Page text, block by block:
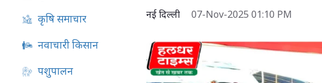
कृषि समाचार
नवाचारी किसान
पशुपालन
नई दिल्ली 07-Nov-2025 01:10 PM